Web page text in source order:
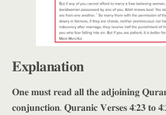
𝐄𝐱𝐩𝐥𝐚𝐧𝐚𝐭𝐢𝐨𝐧
𝐎𝐧𝐞 𝐦𝐮𝐬𝐭 𝐫𝐞𝐚𝐝 𝐚𝐥𝐥 𝐭𝐡𝐞 𝐚𝐝𝐣𝐨𝐢𝐧𝐢𝐧𝐠
𝐜𝐨𝐧𝐣𝐮𝐧𝐜𝐭𝐢𝐨𝐧. 𝐐𝐮𝐫𝐚𝐧𝐢𝐜 𝐕𝐞𝐫𝐬𝐞𝐬 𝟒:𝟐𝟑 𝐭𝐨